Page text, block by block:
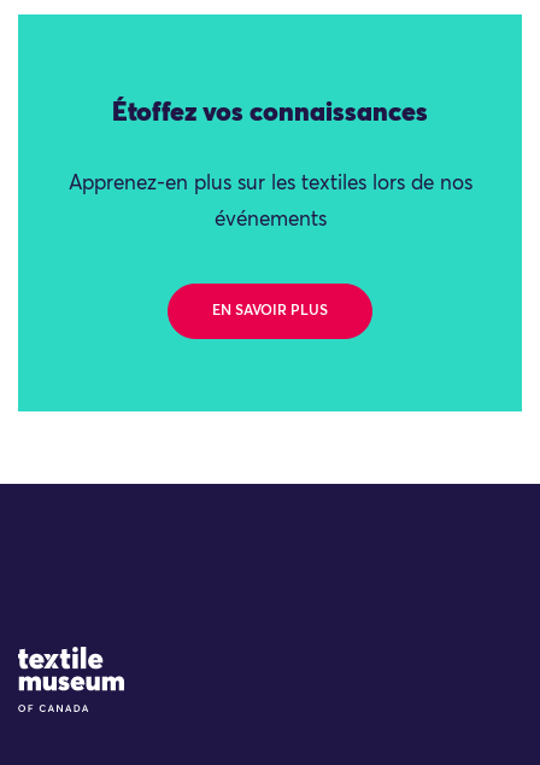
Étoffez vos connaissances
Apprenez-en plus sur les textiles lors de nos
événements
EN SAVOIR PLUS
Site Logo